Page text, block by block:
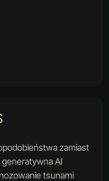
zamiast
generatywna AI
tsunami